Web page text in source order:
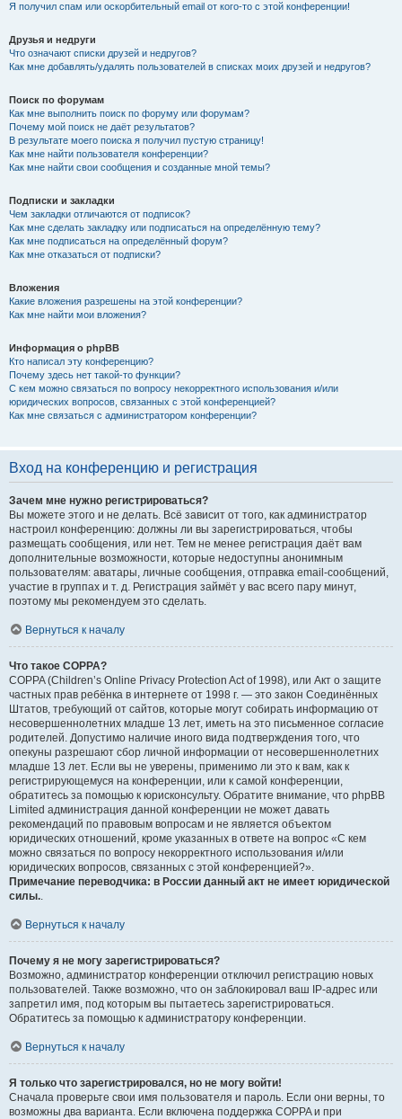
Я получил спам или оскорбительный email от кого-то с этой конференции!
Друзья и недруги
Что означают списки друзей и недругов?
Как мне добавлять/удалять пользователей в списках моих друзей и недругов?
Поиск по форумам
Как мне выполнить поиск по форуму или форумам?
Почему мой поиск не даёт результатов?
В результате моего поиска я получил пустую страницу!
Как мне найти пользователя конференции?
Как мне найти свои сообщения и созданные мной темы?
Подписки и закладки
Чем закладки отличаются от подписок?
Как мне сделать закладку или подписаться на определённую тему?
Как мне подписаться на определённый форум?
Как мне отказаться от подписки?
Вложения
Какие вложения разрешены на этой конференции?
Как мне найти мои вложения?
Информация о phpBB
Кто написал эту конференцию?
Почему здесь нет такой-то функции?
С кем можно связаться по вопросу некорректного использования и/или
юридических вопросов, связанных с этой конференцией?
Как мне связаться с администратором конференции?
Вход на конференцию и регистрация
Зачем мне нужно регистрироваться?
Вы можете этого и не делать. Всё зависит от того, как администратор
настроил конференцию: должны ли вы зарегистрироваться, чтобы
размещать сообщения, или нет. Тем не менее регистрация даёт вам
дополнительные возможности, которые недоступны анонимным
пользователям: аватары, личные сообщения, отправка email-сообщений,
участие в группах и т. д. Регистрация займёт у вас всего пару минут,
поэтому мы рекомендуем это сделать.
Вернуться к началу
Что такое COPPA?
COPPA (Children’s Online Privacy Protection Act of 1998), или Акт о защите
частных прав ребёнка в интернете от 1998 г. — это закон Соединённых
Штатов, требующий от сайтов, которые могут собирать информацию от
несовершеннолетних младше 13 лет, иметь на это письменное согласие
родителей. Допустимо наличие иного вида подтверждения того, что
опекуны разрешают сбор личной информации от несовершеннолетних
младше 13 лет. Если вы не уверены, применимо ли это к вам, как к
регистрирующемуся на конференции, или к самой конференции,
обратитесь за помощью к юрисконсульту. Обратите внимание, что phpBB
Limited администрация данной конференции не может давать
рекомендаций по правовым вопросам и не является объектом
юридических отношений, кроме указанных в ответе на вопрос «С кем
можно связаться по вопросу некорректного использования и/или
юридических вопросов, связанных с этой конференцией?».
Примечание переводчика: в России данный акт не имеет юридической
силы..
Вернуться к началу
Почему я не могу зарегистрироваться?
Возможно, администратор конференции отключил регистрацию новых
пользователей. Также возможно, что он заблокировал ваш IP-адрес или
запретил имя, под которым вы пытаетесь зарегистрироваться.
Обратитесь за помощью к администратору конференции.
Вернуться к началу
Я только что зарегистрировался, но не могу войти!
Сначала проверьте свои имя пользователя и пароль. Если они верны, то
возможны два варианта. Если включена поддержка COPPA и при